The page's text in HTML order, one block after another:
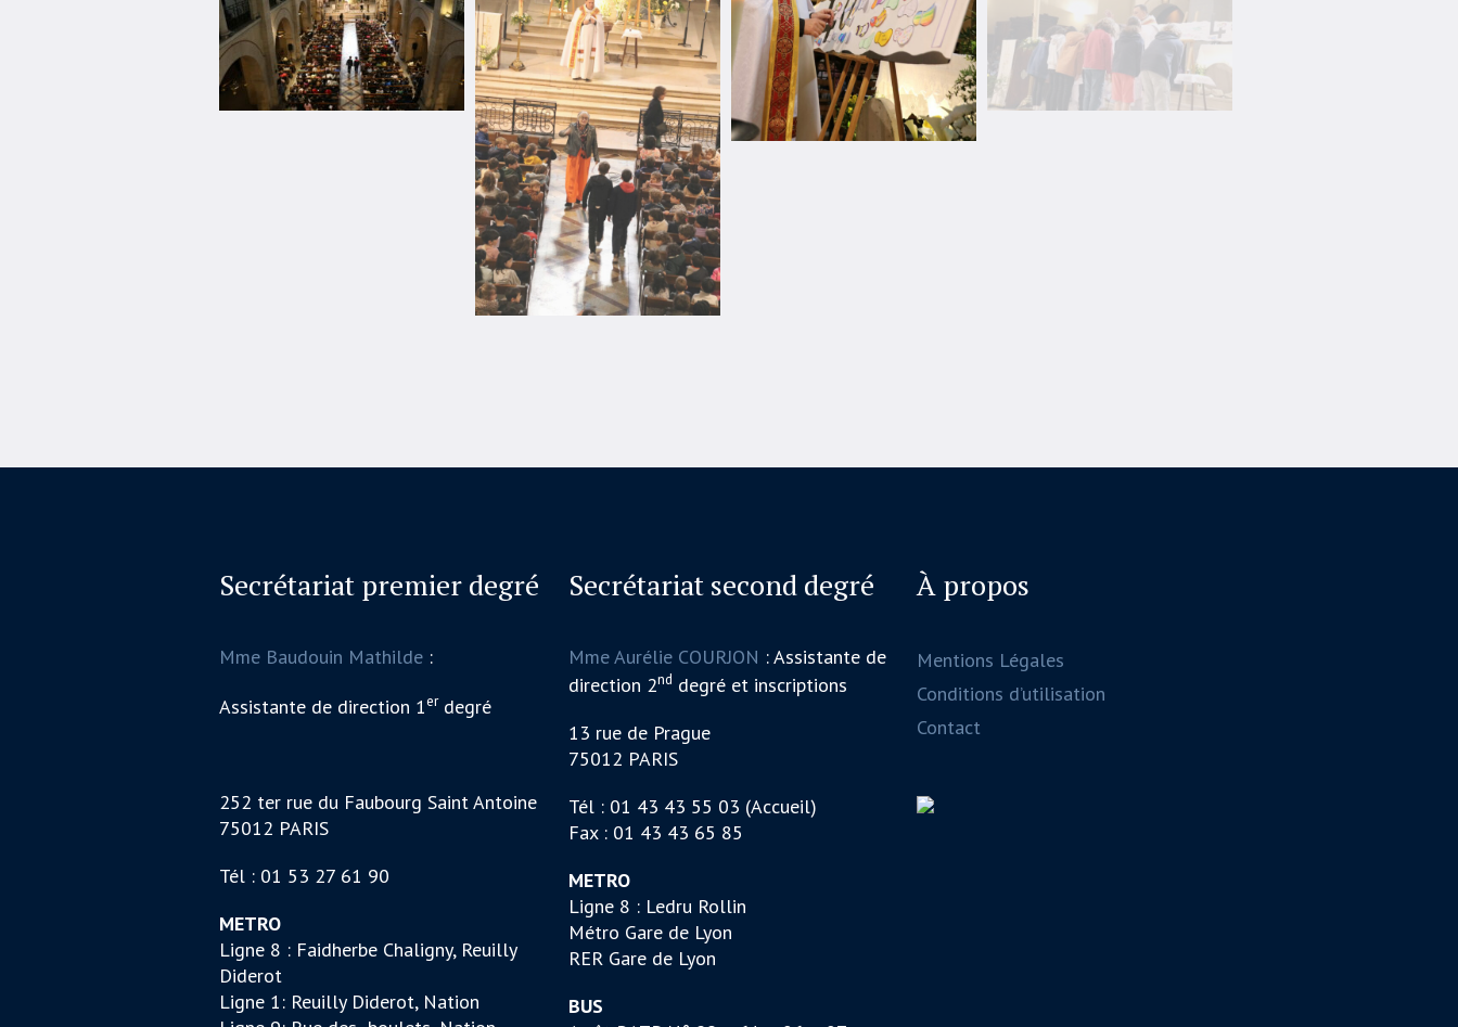
Secrétariat premier degré
Mme Baudouin Mathilde :
Assistante de direction 1erdegré
252 ter rue du Faubourg Saint Antoine
75012 PARIS
Tél : 01 53 27 61 90
METRO
Ligne 8 : Faidherbe Chaligny, Reuilly
Diderot
Ligne 1: Reuilly Diderot, Nation
Secrétariat second degré
Mme Aurélie COURJON : Assistante de
direction 2nd degré et inscriptions
13 rue de Prague
75012 PARIS
Tél : 01 43 43 55 03 (Accueil)
Fax : 01 43 43 65 85
METRO
Ligne 8 : Ledru Rollin
Métro Gare de Lyon
RER Gare de Lyon
BUS
À propos
Mentions Légales
Conditions d’utilisation
Contact